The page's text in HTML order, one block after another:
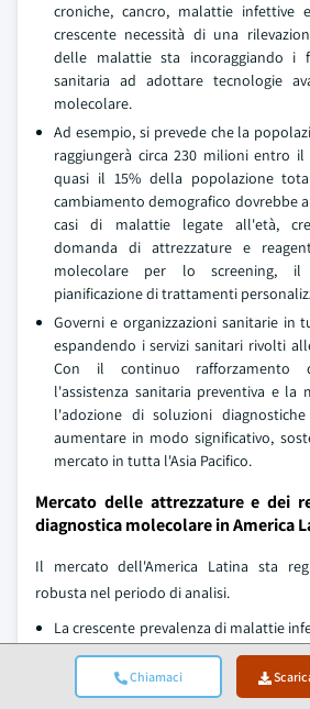
Chiamaci
croniche, cancro, malattie infettive
crescente necessità di una
delle malattie sta incoraggiando i
sanitaria ad adottare tecnologie
molecolare.
Ad esempio, si prevede che la
raggiungerà circa 230 milioni entro il
quasi il 15% della popolazione
cambiamento demografico dovrebbe
casi di malattie legate all'età,
domanda di attrezzature e
molecolare per lo screening,
pianificazione di trattamenti
Governi e organizzazioni sanitarie in
espandendo i servizi sanitari rivolti
Con il continuo rafforzamento
l'assistenza sanitaria preventiva e la
l'adozione di soluzioni
aumentare in modo significativo,
mercato in tutta l'Asia Pacifico.
Mercato delle attrezzature e dei
diagnostica molecolare in America
Il mercato dell'America Latina sta
robusta nel periodo di analisi.
La crescente prevalenza di malattie
è un fattore chiave che guida la
attrezzature e dei reagenti per la
L'aumento dei casi di dengue,